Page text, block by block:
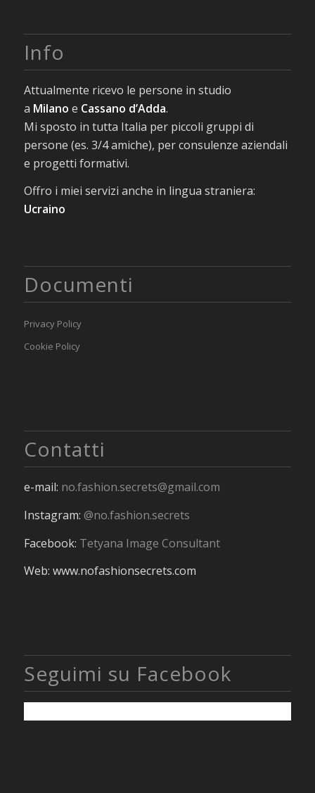
Info
Attualmente ricevo le persone in studio
a Milano e Cassano d’Adda.
Mi sposto in tutta Italia per piccoli gruppi di
persone (es. 3/4 amiche), per consulenze aziendali
e progetti formativi.
Offro i miei servizi anche in lingua straniera:
Ucraino
Documenti
Privacy Policy
Cookie Policy
Contatti
e-mail: no.fashion.secrets@gmail.com
Instagram: @no.fashion.secrets
Facebook: Tetyana Image Consultant
Web: www.nofashionsecrets.com
Seguimi su Facebook